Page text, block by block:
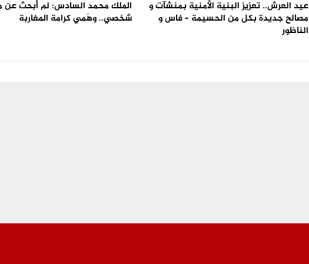
عيد العرش.. تعزيز البنية الأمنية بمنشآت و
مصالح جديدة بكل من الحسيمة – فاس و
الناظور
الملك محمد السادس: لم أبحث عن
شخصي.. وهَمي كرامة المغاربة